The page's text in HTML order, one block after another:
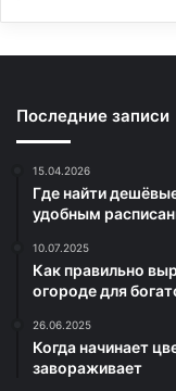
Последние записи
15.04.2026
Где найти
удобным
10.07.2025
Как правильно
огороде для
26.06.2025
Когда начинает
завораживает